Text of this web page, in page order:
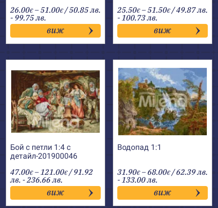
26.00€ –51.00€Price
range:
26.00€
through
51.00€
/ 50.85 лв.
- 99.75 лв.
виж
25.50€ –51.50€Price
range:
25.50€
through
51.50€
/ 49.87 лв.
- 100.73 лв.
виж
Бой с петли 1:4 с
детайл-201900046
47.00€ –121.00€Price
range:
47.00€
through
121.00€
/ 91.92
лв. - 236.66 лв.
виж
Водопад 1:1
31.90€ –68.00€Price
range:
31.90€
through
68.00€
/ 62.39 лв.
- 133.00 лв.
виж